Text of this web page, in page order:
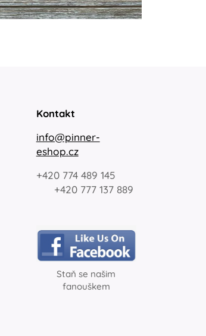
Kontakt
info@pinner-
eshop.cz
+420 774 489 145
+420 777 137 889
Staň se našim
fanouškem